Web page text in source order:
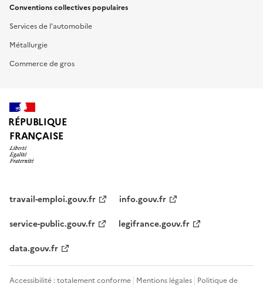
Conventions collectives populaires
Services de l'automobile
Métallurgie
Commerce de gros
RÉPUBLIQUE
FRANÇAISE
travail-emploi.gouv.fr
info.gouv.fr
service-public.gouv.fr
legifrance.gouv.fr
data.gouv.fr
Accessibilité : totalement conforme Mentions légales Politique de